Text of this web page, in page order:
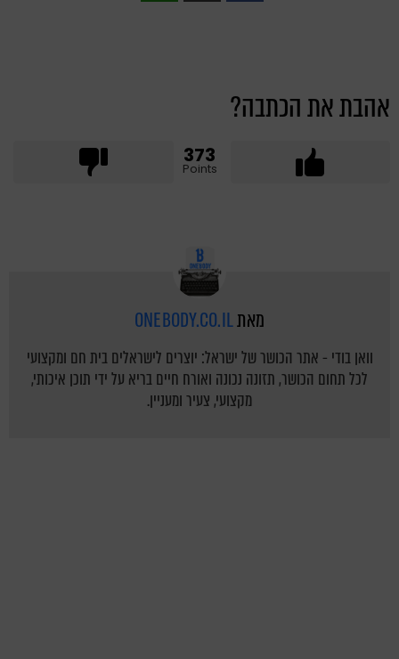
אהבת את הכתבה?
373
Points
מאתONEBODY.CO.IL
וואן בודי - אתר הכושר של ישראל: יוצרים לישראלים בית חם ומקצועי
לכל תחום הכושר, תזונה נכונה ואורח חיים בריא על ידי תוכן איכותי,
מקצועי, צעיר ומעניין.